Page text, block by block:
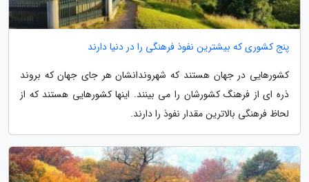
پنج کشوری که بیشترین نفوذ فرهنگی را در دنیا دارند
کشورهایی در جهان هستند که شهروندانشان هر جای جهان که بروند
ذره ای از فرهنگ کشورشان را می بینند. اینها کشورهایی هستند که از
لحاظ فرهنگی بالاترین مقدار نفوذ را دارند.